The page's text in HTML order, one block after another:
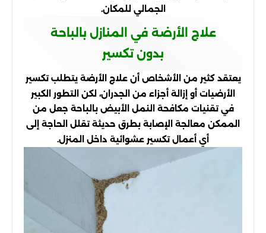
الجمالي للمكان.
علاج الأرضة في المنازل بالباحة
بدون تكسير
يعتقد كثير من الأشخاص أن علاج الأرضة يتطلب تكسير
الأرضيات أو إزالة أجزاء من الجدران، لكن التطور الكبير
في تقنيات مكافحة النمل الأبيض بالباحة جعل من
الممكن معالجة الإصابة بطرق حديثة تقلل الحاجة إلى
أي أعمال تكسير عشوائية داخل المنزل.